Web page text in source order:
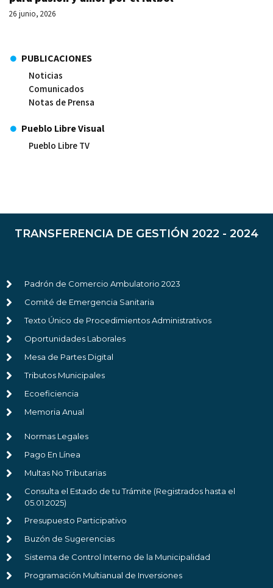
26 junio, 2026
PUBLICACIONES
Noticias
Comunicados
Notas de Prensa
Pueblo Libre Visual
Pueblo Libre TV
TRANSFERENCIA DE GESTIÓN 2022 - 2024
Padrón de Comercio Ambulatorio 2023
Comité de Emergencia Sanitaria
Texto Único de Procedimientos Administrativos
Oportunidades Laborales
Mesa de Partes Digital
Tributos Municipales
Ecoeficiencia
Memoria Anual
Normas Legales
Pago En Línea
Multas No Tributarias
Consulta el Estado de tu Trámite (Registrados hasta el
05.01.2025)
Presupuesto Participativo
Buzón de Sugerencias
Sistema de Control Interno de la Municipalidad
Programación Multianual de Inversiones